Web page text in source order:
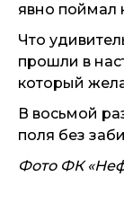
явно поймал
Что
прошли в
который
В восьмой
поля без
Фото ФК